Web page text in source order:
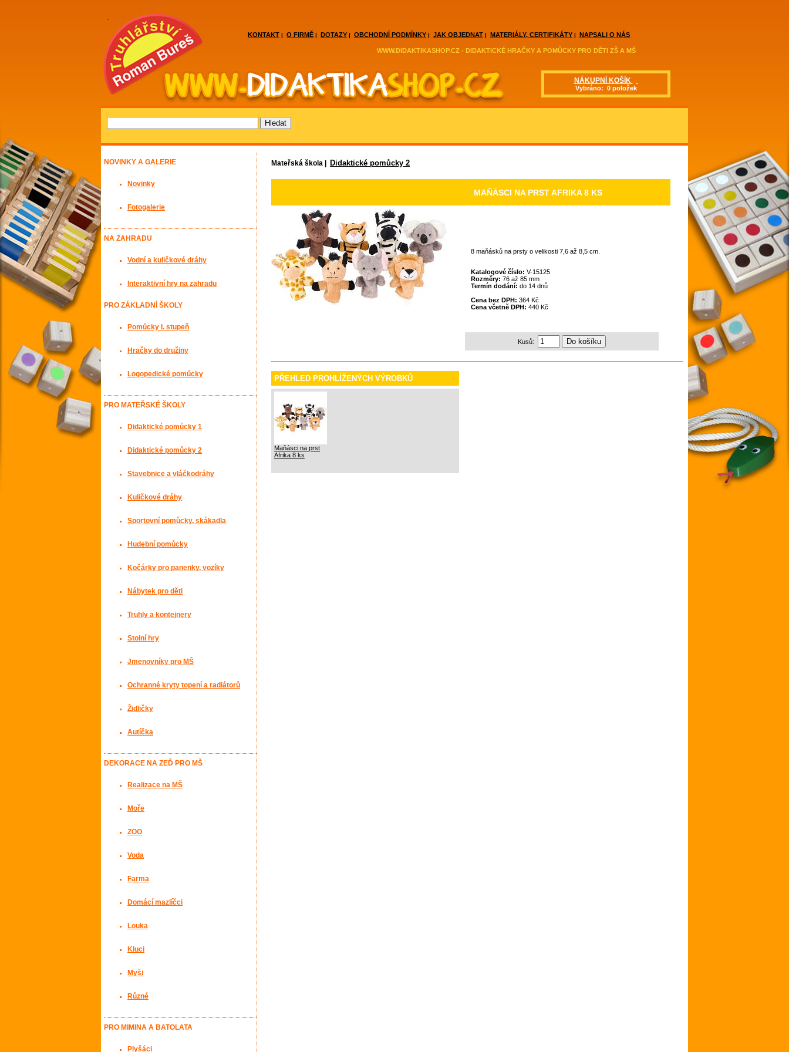
WWW.DIDAKTIKASHOP.CZ - DIDAKTICKÉ HRAČKY A POMŮCKY PRO DĚTI ZŠ A MŠ
KONTAKT | O FIRMĚ | DOTAZY | OBCHODNÍ PODMÍNKY | JAK OBJEDNAT | MATERIÁLY, CERTIFIKÁTY | NAPSALI O NÁS
NÁKUPNÍ KOŠÍK
Vybráno: 0 položek
Mateřská škola | Didaktické pomůcky 2
MAŇÁSCI NA PRST AFRIKA 8 KS
8 maňásků na prsty o velikosti 7,6 až 8,5 cm.
Katalogové číslo: V-15125
Rozměry: 76 až 85 mm
Termín dodání: do 14 dnů
Cena bez DPH: 364 Kč
Cena včetně DPH: 440 Kč
Kusů:
PŘEHLED PROHLÍŽENÝCH VÝROBKŮ
Maňásci na prst
Afrika 8 ks
NOVINKY A GALERIE
Novinky
Fotogalerie
NA ZAHRADU
Vodní a kuličkové dráhy
Interaktivní hry na zahradu
PRO ZÁKLADNÍ ŠKOLY
Pomůcky I. stupeň
Hračky do družiny
Logopedické pomůcky
PRO MATEŘSKÉ ŠKOLY
Didaktické pomůcky 1
Didaktické pomůcky 2
Stavebnice a vláčkodráhy
Kuličkové dráhy
Sportovní pomůcky, skákadla
Hudební pomůcky
Kočárky pro panenky, vozíky
Nábytek pro děti
Truhly a kontejnery
Stolní hry
Jmenovníky pro MŠ
Ochranné kryty topení a radiátorů
Židličky
Autíčka
DEKORACE NA ZEĎ PRO MŠ
Realizace na MŠ
Moře
ZOO
Voda
Farma
Domácí mazlíčci
Louka
Kluci
Myši
Různé
PRO MIMINA A BATOLATA
Plyšáci